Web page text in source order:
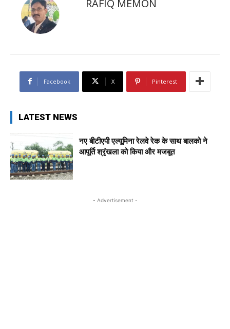
RAFIQ MEMON
Facebook X Pinterest
LATEST NEWS
नए बीटीएपी एल्यूमिना रेलवे रेक के साथ बालको ने
आपूर्ति श्रृंखला को किया और मजबूत
- Advertisement -